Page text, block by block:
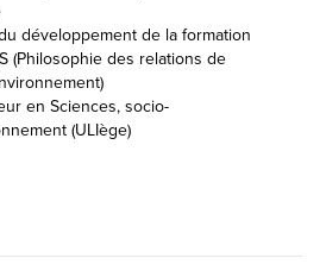
développement de la formation
(Philosophie des relations de
en Sciences, socio-
(ULIège)